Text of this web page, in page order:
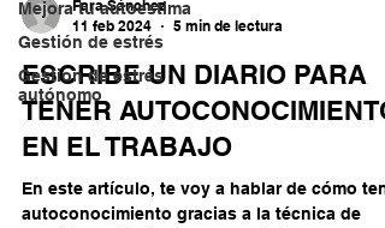
Mejora tu autoestima
Gestión de estrés
Gestion de estrés
autónomo
Fara Sánchez
11 feb 2024
5 min de lectura
ESCRIBE UN DIARIO PARA
TENER AUTOCONOCIMIENTO
EN EL TRABAJO
En este artículo, te voy a hablar de cómo
autoconocimiento gracias a la técnica de